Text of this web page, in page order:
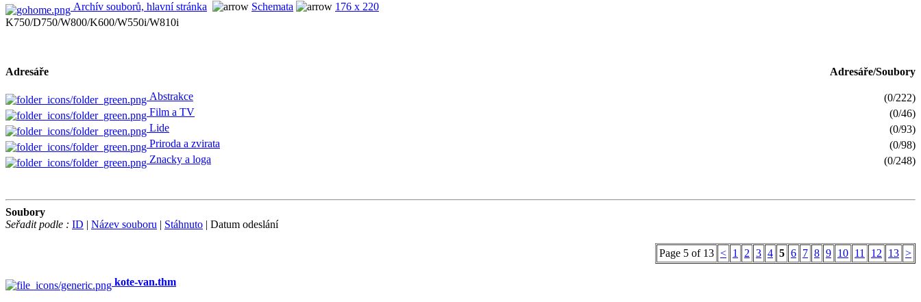
Archív souborů, hlavní stránka Schemata
176 x 220
K750/D750/W800/K600/W550i/W810i
Adresáře Adresáře/Soubory
Abstrakce
(0/222)
Film a TV
(0/46)
Lide
(0/93)
Priroda a zvirata
(0/98)
Znacky a loga
(0/248)
Soubory
Seřadit podle : ID | Název souboru | Stáhnuto | Datum odeslání
Page 5 of 13 < 1 2 3 4 5 6 7 8 9 10 11 12 13 >
kote-van.thm